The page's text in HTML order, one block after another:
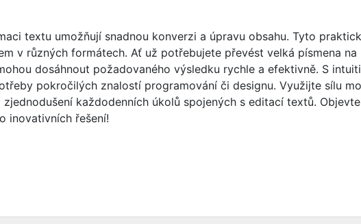
textu umožňují snadnou konverzi a úpravu obsahu. Tyto
v různých formátech. Ať už potřebujete převést velká písmena
dosáhnout požadovaného výsledku rychle a efektivně. S
pokročilých znalostí programování či designu. Využijte sílu
každodenních úkolů spojených s editací textů.
inovativních řešení!